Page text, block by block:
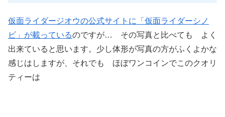
仮面ライダージオウの公式サイトに「仮面ライダーシノ
ビ」が載っているのですが… その写真と比べても よく
出来ていると思います。少し体形が写真の方がふくよかな
感じはしますが、それでも ほぼワンコインでこのクオリ
ティーは